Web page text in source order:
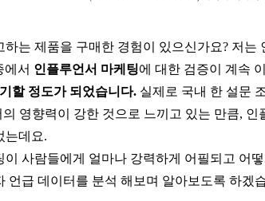
는 제품을 구매한 경험이 있으신가요? 저는
에서 인플루언서 마케팅에 대한 검증이 계속
할 정도가 되었습니다. 실제로 국내 한 설문
영향력이 강한 것으로 느끼고 있는 만큼,
는데요.
이 사람들에게 얼마나 강력하게 어필되고 어
언급 데이터를 분석 해보며 알아보도록 하겠